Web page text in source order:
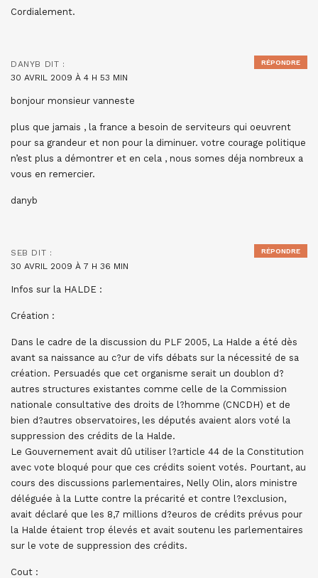
Cordialement.
DANYB DIT :
30 AVRIL 2009 À 4 H 53 MIN
bonjour monsieur vanneste
plus que jamais , la france a besoin de serviteurs qui oeuvrent
pour sa grandeur et non pour la diminuer. votre courage politique
n’est plus a démontrer et en cela , nous somes déja nombreux a
vous en remercier.
danyb
RÉPONDRE
SEB DIT :
30 AVRIL 2009 À 7 H 36 MIN
Infos sur la HALDE :
Création :
Dans le cadre de la discussion du PLF 2005, La Halde a été dès
avant sa naissance au c?ur de vifs débats sur la nécessité de sa
création. Persuadés que cet organisme serait un doublon d?
autres structures existantes comme celle de la Commission
nationale consultative des droits de l?homme (CNCDH) et de
bien d?autres observatoires, les députés avaient alors voté la
suppression des crédits de la Halde.
Le Gouvernement avait dû utiliser l?article 44 de la Constitution
avec vote bloqué pour que ces crédits soient votés. Pourtant, au
cours des discussions parlementaires, Nelly Olin, alors ministre
déléguée à la Lutte contre la précarité et contre l?exclusion,
avait déclaré que les 8,7 millions d?euros de crédits prévus pour
la Halde étaient trop élevés et avait soutenu les parlementaires
sur le vote de suppression des crédits.
Cout :
RÉPONDRE